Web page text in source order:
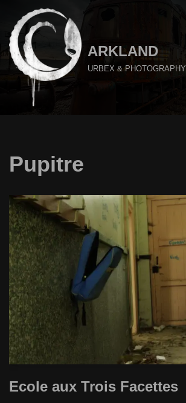
Aller
au
contenu
ARKLAND
URBEX & PHOTOGRAPHY
Pupitre
Ecole aux Trois Facettes